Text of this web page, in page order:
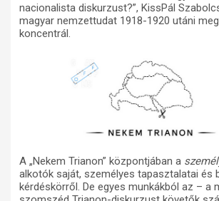
nacionalista diskurzust?”, KissPál
magyar nemzettudat 1918-1920 utáni
koncentrál.
A „Nekem Trianon” központjában a
alkotók saját, személyes tapasztalatai és
kérdéskörről. De egyes munkákból az – a